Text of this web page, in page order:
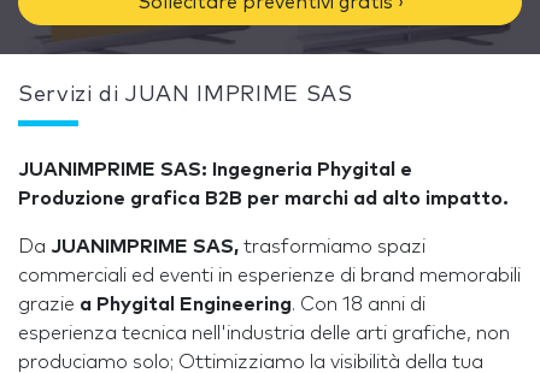
Servizi di JUAN IMPRIME SAS
JUANIMPRIME SAS: Ingegneria Phygital e
Produzione grafica B2B per marchi ad alto impatto.
Da JUANIMPRIME SAS, trasformiamo spazi
commerciali ed eventi in esperienze di brand memorabili
grazie a Phygital Engineering. Con 18 anni di
esperienza tecnica nell'industria delle arti grafiche, non
produciamo solo; Ottimizziamo la visibilità della tua